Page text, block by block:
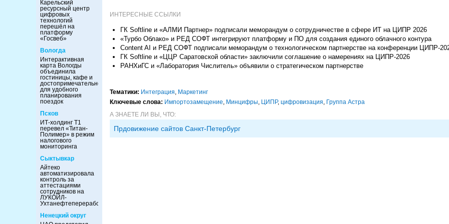
Карельский
ресурсный центр
цифровых
технологий
перешёл на
платформу
«Госвеб»
Вологда
Интерактивная
карта Вологды
объединила
гостиницы, кафе и
достопримечательности
для удобного
планирования
поездок
Псков
ИТ-холдинг Т1
перевел «Титан-
Полимер» в режим
налогового
мониторинга
Сыктывкар
Айтеко
автоматизировала
контроль за
аттестациями
сотрудников на
ЛУКОЙЛ-
Ухтанефтепереработка
Ненецкий округ
ИНТЕРЕСНЫЕ ССЫЛКИ
ГК Softline и «АЛМИ Партнер» подписали меморандум о сотрудничестве в сфере ИТ на ЦИПР 2026
«Турбо Облако» и РЕД СОФТ интегрируют платформу и ПО для создания единого облачного контура
Content AI и РЕД СОФТ подписали меморандум о технологическом партнерстве на конференции ЦИПР-
ГК Softline и «ЦЦР Саратовской области» заключили соглашение о намерениях на ЦИПР-2026
РАНХиГС и «Лаборатория Числитель» объявили о стратегическом партнерстве
Тематики: Интеграция, Маркетинг
Ключевые слова: Импорто­замещение, Минцифры, ЦИПР, цифровизация, Группа Астра
А ЗНАЕТЕ ЛИ ВЫ, ЧТО:
Прдовижение сайтов Санкт-Петербург